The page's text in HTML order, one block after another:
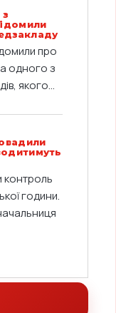
про
одного з
якого...
контроль
години.